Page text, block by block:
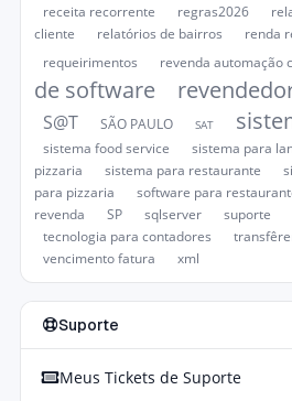
receita recorrente
regras2026
cliente
relatórios de bairros
renda
requeirimentos
revenda automação
de software
S@T SÃO PAULO SAT
sistema food service sistema para
pizzaria
sistema para restaurante
para pizzaria
software para
revenda
SP sqlserver suporte
tecnologia para contadores
vencimento fatura
xml
Suporte
Meus Tickets de Suporte